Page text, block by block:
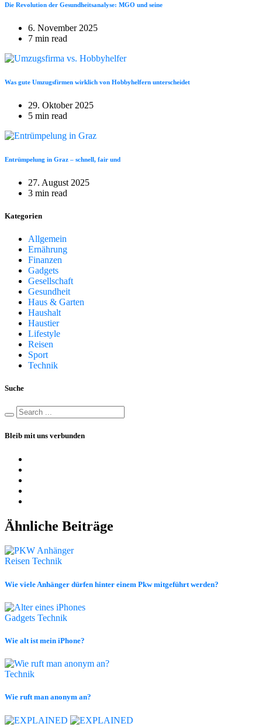
Die Revolution der Gesundheitsanalyse: MGO und seine
6. November 2025
7 min read
Was gute Umzugsfirmen wirklich von Hobbyhelfern unterscheidet
29. Oktober 2025
5 min read
Entrümpelung in Graz – schnell, fair und
27. August 2025
3 min read
Kategorien
Allgemein
Ernährung
Finanzen
Gadgets
Gesellschaft
Gesundheit
Haus & Garten
Haushalt
Haustier
Lifestyle
Reisen
Sport
Technik
Suche
Bleib mit uns verbunden
Ähnliche Beiträge
Reisen Technik
Wie viele Anhänger dürfen hinter einem Pkw mitgeführt werden?
Gadgets Technik
Wie alt ist mein iPhone?
Technik
Wie ruft man anonym an?